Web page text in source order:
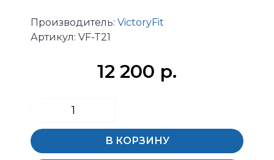
Производитель: VictoryFit
Артикул: VF-T21
12 200 р.
В КОРЗИНУ